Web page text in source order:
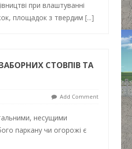
при влаштуванні
площадок з твердим[...]
СТОВПІВ ТА
Add Comment
несущими
паркану чи огорожі є